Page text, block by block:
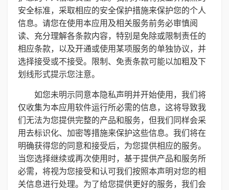
安全标准，采取相应的安全保护措施来保护您的个人
信息。请您在使用本应用及相关服务前务必审慎阅
读、充分理解各条款内容，特别是免除或限制责任的
相应条款，以及开通或使用某项服务的单独协议，并
选择接受或不接受。限制、免责条款可能以加粗及下
划线形式提示您注意。
如您未明示同意本隐私声明并开始使用，我们将
仅收集为本应用软件运行所必需的信息，这将导致我
们无法为您提供完整的产品和服务，但我们同样会采
用去标识化、加密等措施来保护这些信息。我们将在
明确获得您的同意和接受后，为您提供相应的服务。
当您选择继续或再次使用时，基于提供产品和服务所
必需，将视为您接受和认可我们按照本声明对您的相
关信息进行处理。为了给您提供更好的服务，我们会